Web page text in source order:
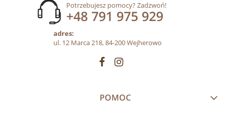
Potrzebujesz pomocy? Zadzwoń!
+48 791 975 929
adres:
ul. 12 Marca 218, 84-200 Wejherowo
POMOC